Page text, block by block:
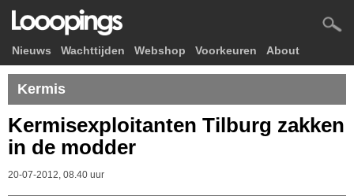
Nieuws Wachttijden Webshop Voorkeuren About
Kermis
Kermisexploitanten Tilburg zakken
in de modder
20-07-2012, 08.40 uur